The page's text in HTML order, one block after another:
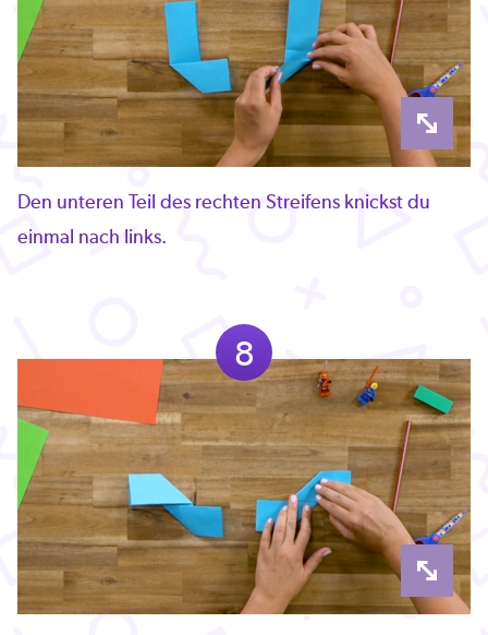
Den unteren Teil des rechten Streifens knickst du
einmal nach links.
8